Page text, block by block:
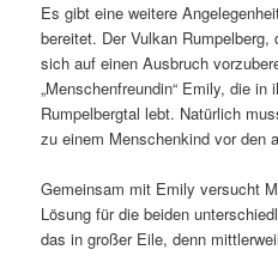
Es gibt eine weitere
bereitet. Der Vulkan
sich auf einen Ausbruch
„Menschenfreundin“ Emily, die
Rumpelbergtal lebt. Natürlich
zu einem Menschenkind vor den
Gemeinsam mit Emily versucht
Lösung für die beiden
das in großer Eile, denn